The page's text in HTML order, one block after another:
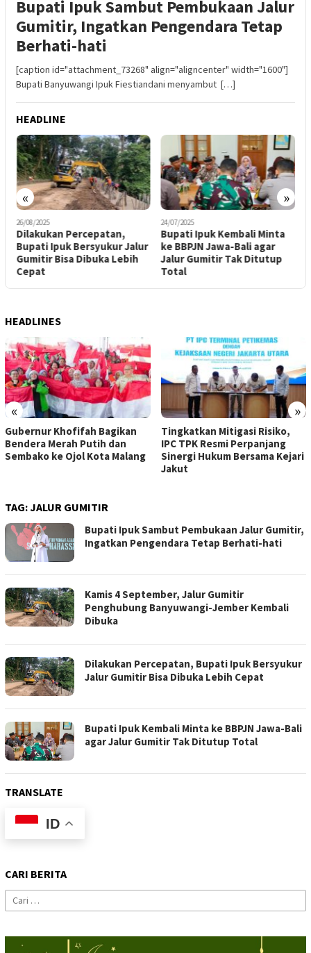
Bupati Ipuk Sambut Pembukaan Jalur
Gumitir, Ingatkan Pengendara Tetap
Berhati-hati
[caption id="attachment_73268" align="aligncenter" width="1600"]
Bupati Banyuwangi Ipuk Fiestiandani menyambut […]
HEADLINE
« »
26/08/2025
Dilakukan Percepatan,
Bupati Ipuk Bersyukur Jalur
Gumitir Bisa Dibuka Lebih
Cepat
24/07/2025
Bupati Ipuk Kembali Minta
ke BBPJN Jawa-Bali agar
Jalur Gumitir Tak Ditutup
Total
HEADLINES
« »
Gubernur Khofifah Bagikan
Bendera Merah Putih dan
Sembako ke Ojol Kota Malang
Tingkatkan Mitigasi Risiko,
IPC TPK Resmi Perpanjang
Sinergi Hukum Bersama Kejari
Jakut
TAG:JALUR GUMITIR
Bupati Ipuk Sambut Pembukaan Jalur Gumitir,
Ingatkan Pengendara Tetap Berhati-hati
Kamis 4 September, Jalur Gumitir
Penghubung Banyuwangi-Jember Kembali
Dibuka
Dilakukan Percepatan, Bupati Ipuk Bersyukur
Jalur Gumitir Bisa Dibuka Lebih Cepat
Bupati Ipuk Kembali Minta ke BBPJN Jawa-Bali
agar Jalur Gumitir Tak Ditutup Total
TRANSLATE
ID
CARI BERITA
Cari
untuk: